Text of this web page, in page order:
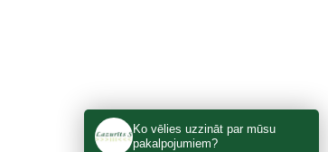
Ko vēlies uzzināt par mūsu
pakalpojumiem?